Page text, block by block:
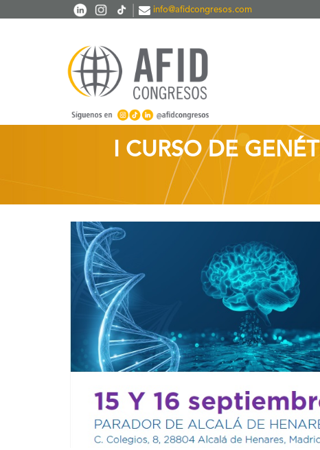
Skip to main content info@afidcongresos.com
I CURSO DE